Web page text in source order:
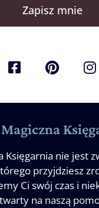
Zapisz mnie
Księgarnia nie jest
przyjdziesz
Ci swój czas i
na naszą